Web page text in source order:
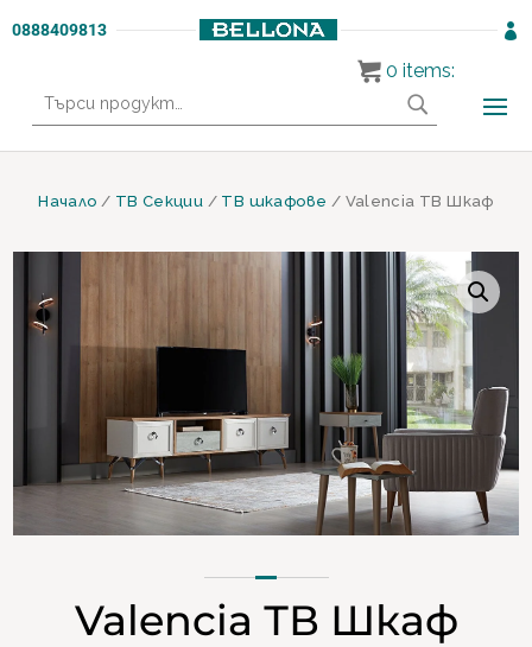
0888409813 
за:
Начало / ТВ Секции / ТВ шкафове / Valencia ТВ Шкаф
Valencia ТВ Шкаф
0 items: